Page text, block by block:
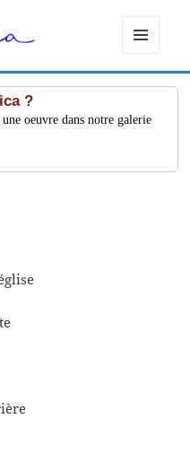
ET
WIDGETS
?
oeuvre dans notre galerie